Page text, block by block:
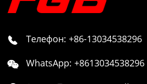
 Телефон: +86-13034538296
 WhatsApp: +8613034538296